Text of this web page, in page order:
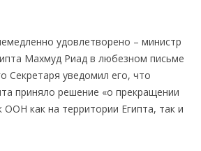
удовлетворено – министр
Махмуд Риад в любезном письме
Секретаря уведомил его, что
приняло решение «о прекращении
ООН как на территории Египта, так и